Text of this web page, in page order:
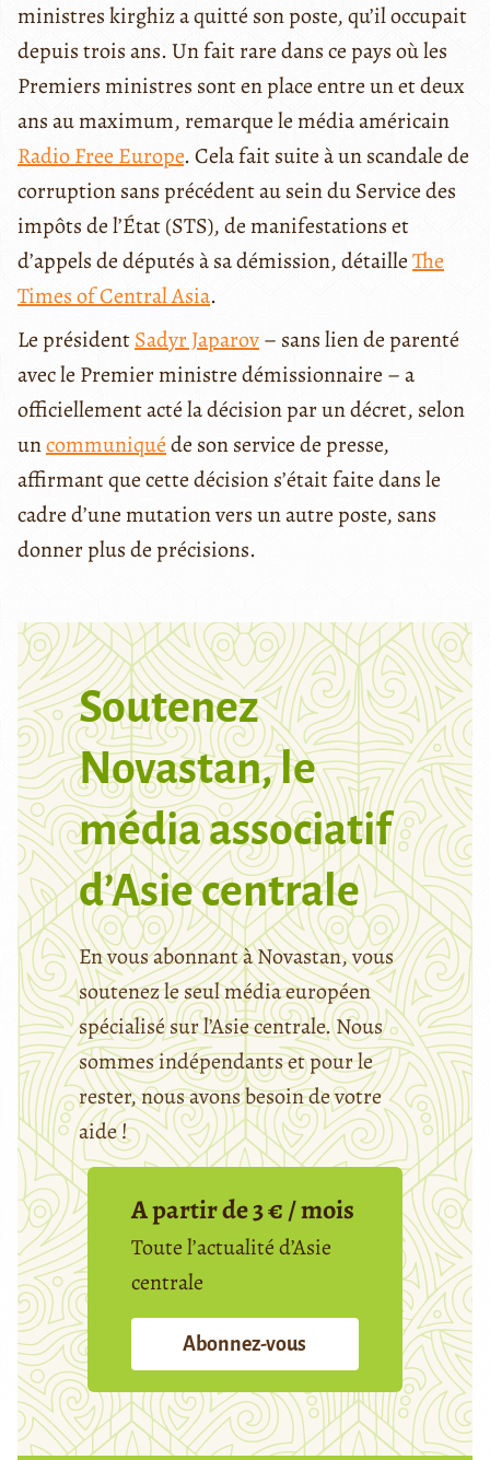
ministres kirghiz a quitté son poste, qu’il occupait
depuis trois ans. Un fait rare dans ce pays où les
Premiers ministres sont en place entre un et deux
ans au maximum, remarque le média américain
Radio Free Europe. Cela fait suite à un scandale de
corruption sans précédent au sein du Service des
impôts de l’État (STS), de manifestations et
d’appels de députés à sa démission, détailleThe
Times of Central Asia.
Le présidentSadyr Japarov– sans lien de parenté
avec le Premier ministre démissionnaire – a
officiellement acté la décision par un décret, selon
uncommuniquéde son service de presse,
affirmant que cette décision s’était faite dans le
cadre d’une mutation vers un autre poste, sans
donner plus de précisions.
Soutenez
Novastan, le
média associatif
d’Asie centrale
En vous abonnant à Novastan, vous
soutenez le seul média européen
spécialisé sur l’Asie centrale. Nous
sommes indépendants et pour le
rester, nous avons besoin de votre
aide !
A partir de 3 € / mois
Toute l’actualité d’Asie
centrale
Abonnez-vous